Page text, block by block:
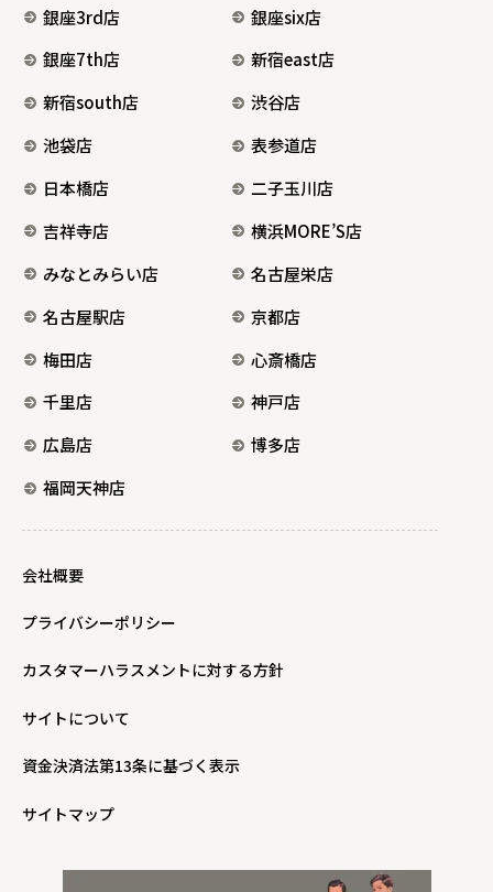
銀座3rd店
銀座six店
銀座7th店
新宿east店
新宿south店
渋谷店
池袋店
表参道店
日本橋店
二子玉川店
吉祥寺店
横浜MORE’S店
みなとみらい店
名古屋栄店
名古屋駅店
京都店
梅田店
心斎橋店
千里店
神戸店
広島店
博多店
福岡天神店
会社概要
プライバシーポリシー
カスタマーハラスメントに対する方針
サイトについて
資金決済法第13条に基づく表示
サイトマップ